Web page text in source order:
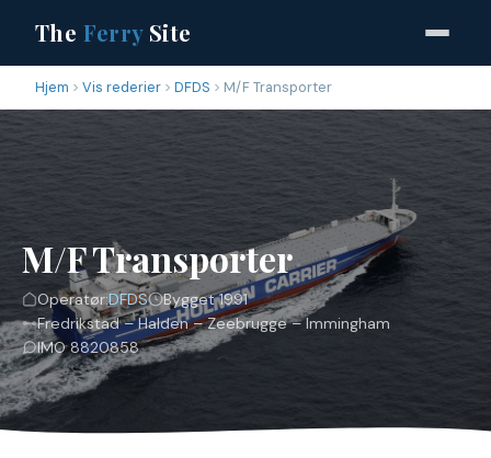
The FerrySite
Hjem Vis rederier DFDS M/F Transporter
M/F Transporter
Operatør:DFDS
Bygget 1991
Fredrikstad – Halden – Zeebrugge – Immingham
IMO 8820858